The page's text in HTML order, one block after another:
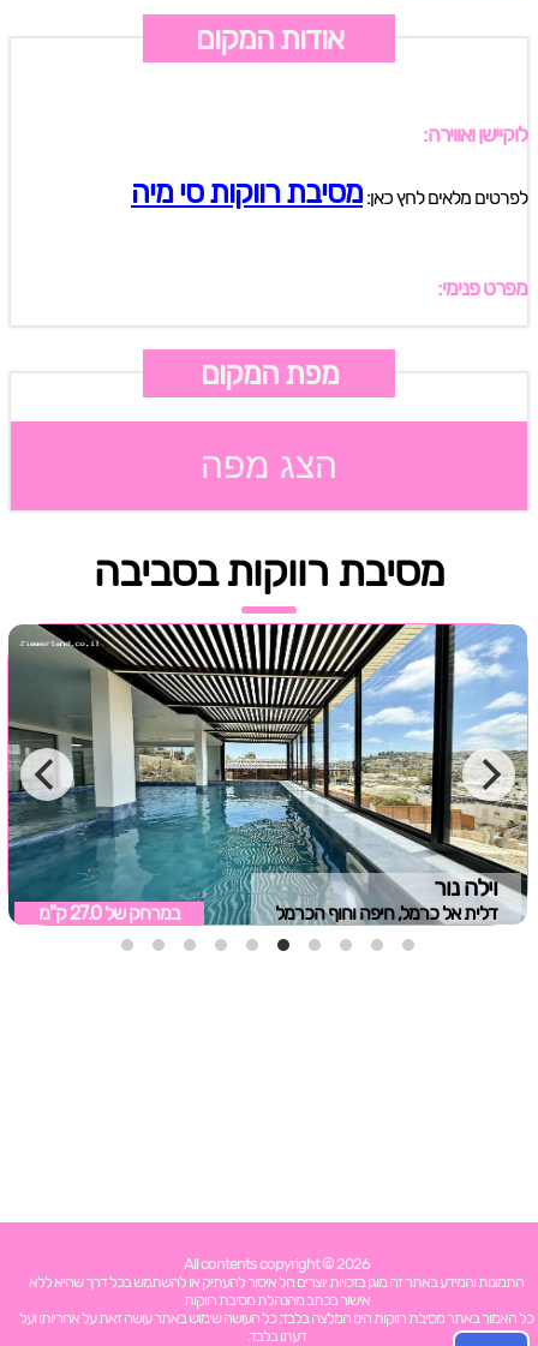
אודות המקום
לוקיישן ואווירה:
לפרטים מלאים לחץ כאן:מסיבת רווקות סי מיה
מפרט פנימי:
מפת המקום
הצג מפה
מסיבת רווקות בסביבה
וילה נור
דלית אל כרמל, חיפה וחוף הכרמל במרחק של 27.0 ק"מ
All contents copyright © 2026
התמונות והמידע באתר זה מוגן בזכויות יוצרים חל איסור להעתיק או להשתמש בכל דרך שהיא ללא
אישור בכתב מהנהלת מסיבת רווקות
כל האמור באתר מסיבת רווקות הינו המלצה בלבד. כל העושה שימוש באתר עושה זאת על אחריותו ועל
דעתו בלבד.